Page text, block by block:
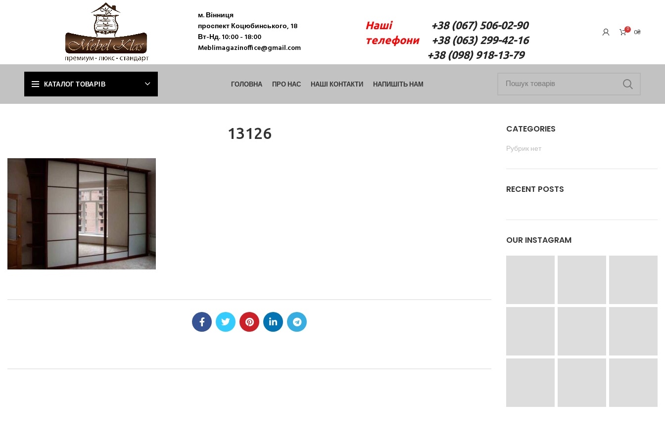
м. Вінниця
проспект Коцюбинського, 18
Вт-Нд. 10:00 - 18:00
Meblimagazinoffice@gmail.com
Наші+38 (067) 506-02-90
телефони+38 (063) 299-42-16
+38 (098) 918-13-79
0 0₴
КАТАЛОГ ТОВАРІВ ГОЛОВНА ПРО НАС НАШІ КОНТАКТИ НАПИШІТЬ НАМ
13126
CATEGORIES
Рубрик нет
RECENT POSTS
OUR INSTAGRAM